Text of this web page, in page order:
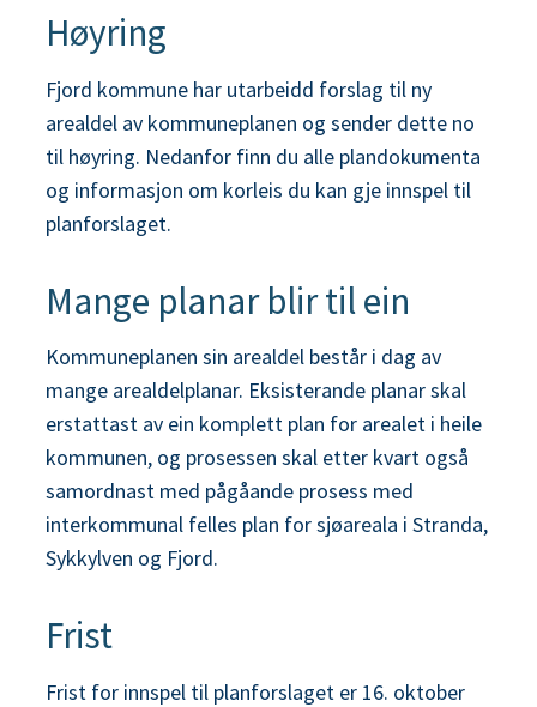
Høyring
Fjord kommune har utarbeidd forslag til ny
arealdel av kommuneplanen og sender dette no
til høyring. Nedanfor finn du alle plandokumenta
og informasjon om korleis du kan gje innspel til
planforslaget.
Mange planar blir til ein
Kommuneplanen sin arealdel består i dag av
mange arealdelplanar. Eksisterande planar skal
erstattast av ein komplett plan for arealet i heile
kommunen, og prosessen skal etter kvart også
samordnast med pågåande prosess med
interkommunal felles plan for sjøareala i Stranda,
Sykkylven og Fjord.
Frist
Frist for innspel til planforslaget er 16. oktober